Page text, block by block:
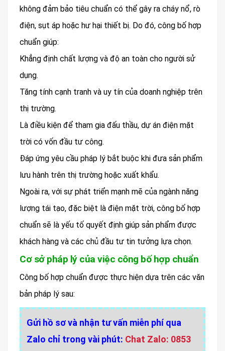
không đảm bảo tiêu chuẩn có thể gây ra cháy nổ, rò
điện, sụt áp hoặc hư hại thiết bị. Do đó, công bố hợp
chuẩn giúp:
Khẳng định chất lượng và độ an toàn cho người sử
dụng.
Tăng tính cạnh tranh và uy tín của doanh nghiệp trên
thị trường.
Là điều kiện để tham gia đấu thầu, dự án điện mặt
trời có vốn đầu tư công.
Đáp ứng yêu cầu pháp lý bắt buộc khi đưa sản phẩm
lưu hành trên thị trường hoặc xuất khẩu.
Ngoài ra, với sự phát triển mạnh mẽ của ngành năng
lượng tái tạo, đặc biệt là điện mặt trời, công bố hợp
chuẩn sẽ là yếu tố quyết định giúp sản phẩm được
khách hàng và các chủ đầu tư tin tưởng lựa chọn.
Cơ sở pháp lý của việc công bố hợp chuẩn
Công bố hợp chuẩn được thực hiện dựa trên các văn
bản pháp lý sau:
Gửi hồ sơ và nhận tư vấn miễn phí qua
Zalo chỉ trong vài phút: Chat Zalo: 0853